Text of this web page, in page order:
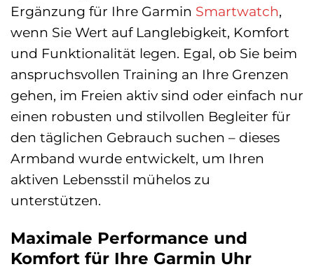
Ergänzung für Ihre Garmin Smartwatch,
wenn Sie Wert auf Langlebigkeit, Komfort
und Funktionalität legen. Egal, ob Sie beim
anspruchsvollen Training an Ihre Grenzen
gehen, im Freien aktiv sind oder einfach nur
einen robusten und stilvollen Begleiter für
den täglichen Gebrauch suchen – dieses
Armband wurde entwickelt, um Ihren
aktiven Lebensstil mühelos zu
unterstützen.
Maximale Performance und
Komfort für Ihre Garmin Uhr